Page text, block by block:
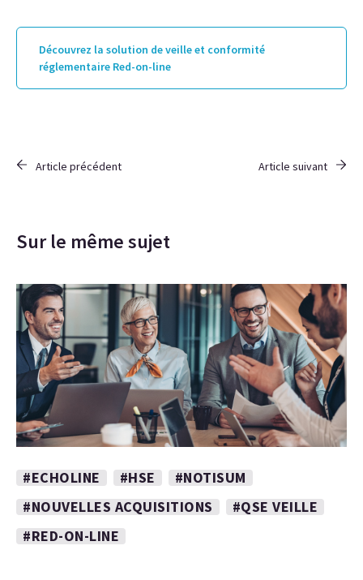
Découvrez la solution de veille et conformité
réglementaire Red-on-line
Article précédent Article suivant
Sur le même sujet
#ECHOLINE #HSE
#NOTISUM
#NOUVELLES ACQUISITIONS
#QSE VEILLE
#RED-ON-LINE